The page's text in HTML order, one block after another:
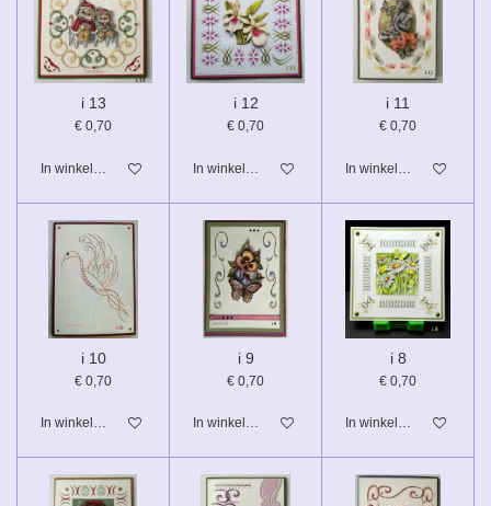
i 13
€ 0,70
In winkelwagen
i 12
€ 0,70
In winkelwagen
i 11
€ 0,70
In winkelwagen
i 10
€ 0,70
In winkelwagen
i 9
€ 0,70
In winkelwagen
i 8
€ 0,70
In winkelwagen